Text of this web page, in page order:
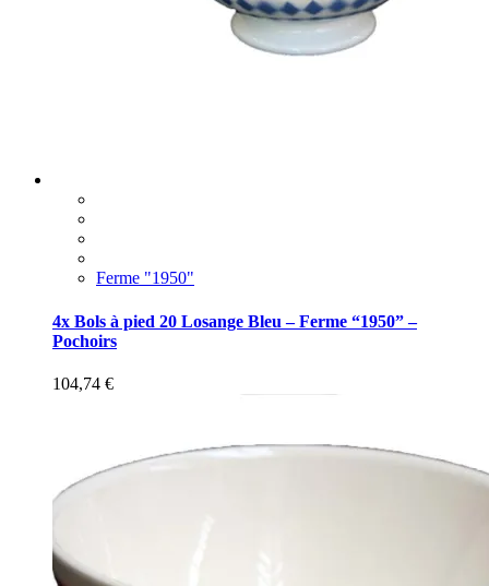
Ferme "1950"
4x Bols à pied 20 Losange Bleu – Ferme “1950” –
Pochoirs
104,74 €